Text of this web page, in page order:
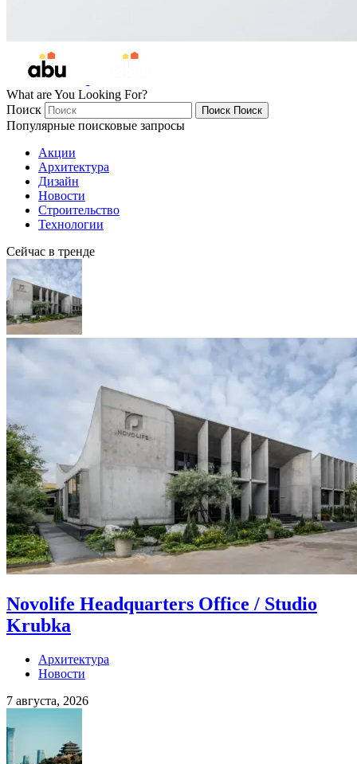
What are You Looking For?
Поиск
Поиск Поиск
Популярные поисковые запросы
Акции
Архитектура
Дизайн
Новости
Строительство
Технологии
Сейчас в тренде
Novolife Headquarters Office / Studio
Krubka
Архитектура
Новости
7 августа, 2026